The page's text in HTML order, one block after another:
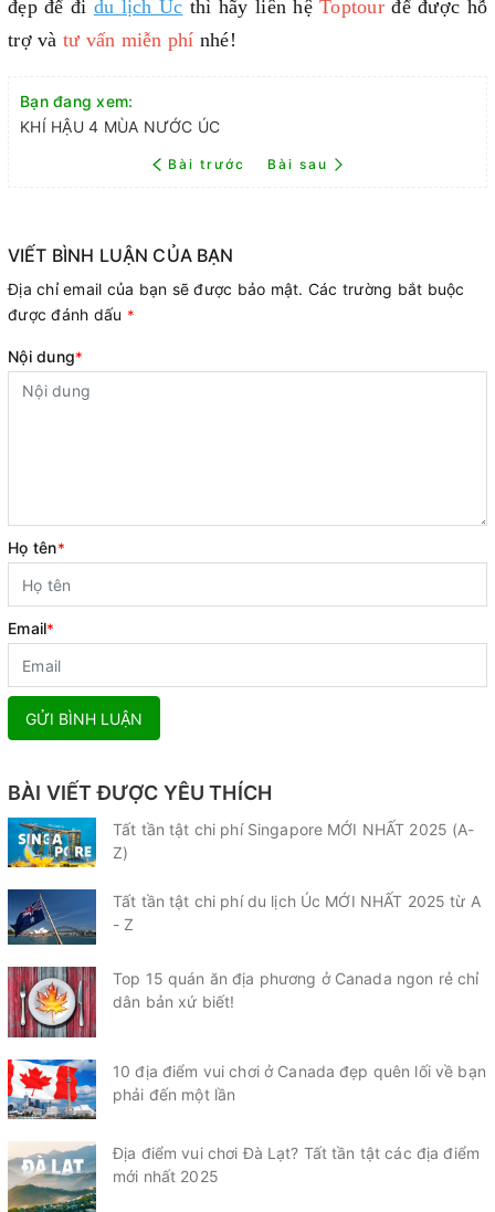
đẹp để đi du lịch Úc thì hãy liên hệToptourđể được hỗ
trợ và tư vấn miễn phí nhé!
Bạn đang xem:
KHÍ HẬU 4 MÙA NƯỚC ÚC
Bài trước Bài sau
VIẾT BÌNH LUẬN CỦA BẠN
Địa chỉ email của bạn sẽ được bảo mật. Các trường bắt buộc
được đánh dấu *
Nội dung*
Họ tên*
Email*
GỬI BÌNH LUẬN
BÀI VIẾT ĐƯỢC YÊU THÍCH
Tất tần tật chi phí Singapore MỚI NHẤT 2025 (A-
Z)
Tất tần tật chi phí du lịch Úc MỚI NHẤT 2025 từ A
- Z
Top 15 quán ăn địa phương ở Canada ngon rẻ chỉ
dân bản xứ biết!
10 địa điểm vui chơi ở Canada đẹp quên lối về bạn
phải đến một lần
Địa điểm vui chơi Đà Lạt? Tất tần tật các địa điểm
mới nhất 2025